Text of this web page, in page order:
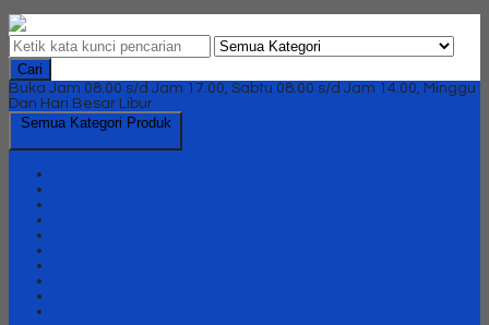
Cari
Buka Jam 08.00 s/d Jam 17.00, Sabtu 08.00 s/d Jam 14.00, Minggu
Dan Hari Besar Libur
Semua Kategori Produk